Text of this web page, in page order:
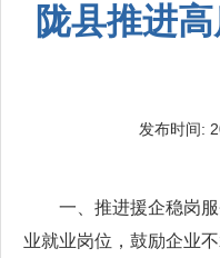
陇县推进
发布时间:
一、推进援企稳岗
业就业岗位，鼓励企业